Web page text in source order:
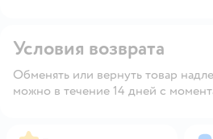
Условия возврата
Обменять или вернуть товар
можно в течение 14 дней с